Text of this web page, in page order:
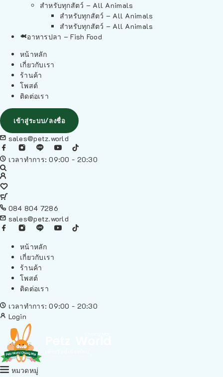
สำหรับทุกสัตว์ – All Animals
สำหรับทุกสัตว์ – All Animals
สำหรับทุกสัตว์ – All Animals
อาหารปลา – Fish Food
หน้าหลัก
เกี่ยวกับเรา
ร้านค้า
โพสต์
ติดต่อเรา
เข้าสู่ระบบ/ลงชื่อ
sales@petz.world
เวลาทำการ: 09:00 - 20:30
084 804 7286
sales@petz.world
หน้าหลัก
เกี่ยวกับเรา
ร้านค้า
โพสต์
ติดต่อเรา
เวลาทำการ: 09:00 - 20:30
Login
หมวดหมู่